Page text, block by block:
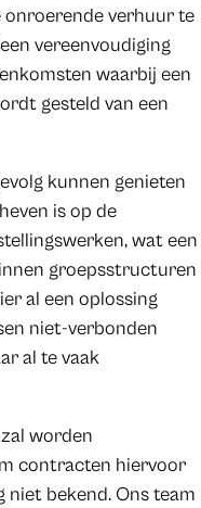
verhuur te
vereenvoudiging
waarbij een
gesteld van een
kunnen genieten
is op de
wat een
groepsstructuren
al een oplossing
niet-verbonden
al te vaak
worden
contracten hiervoor
niet bekend. Ons team